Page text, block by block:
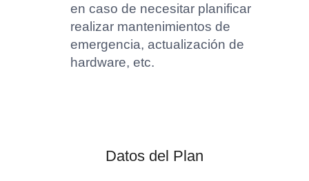
en caso de necesitar planificar
realizar mantenimientos de
emergencia, actualización de
hardware, etc.
Datos del Plan